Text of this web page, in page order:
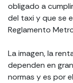
obligado a
del taxi y que se
Reglamento
La imagen, la
dependen en
normas y es por